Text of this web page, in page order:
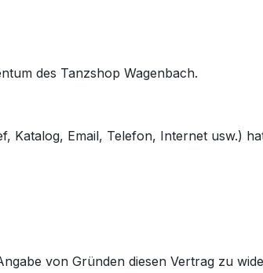
des Tanzshop Wagenbach.
Katalog, Email, Telefon, Internet usw.)
von Gründen diesen Vertrag zu